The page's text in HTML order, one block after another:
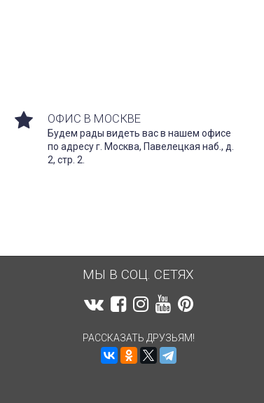
ОФИС В МОСКВЕ
Будем рады видеть вас в нашем офисе
по адресу г. Москва, Павелецкая наб., д.
2, стр. 2.
МЫ В СОЦ. СЕТЯХ
РАССКАЗАТЬ ДРУЗЬЯМ!